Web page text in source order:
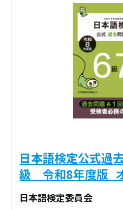
日本語検定公式
級 令和8年度版_
日本語検定委員会